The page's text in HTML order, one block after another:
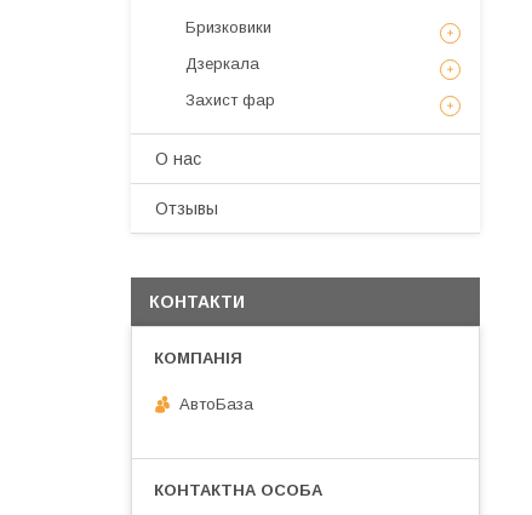
Бризковики
Дзеркала
Захист фар
О нас
Отзывы
КОНТАКТИ
АвтоБаза